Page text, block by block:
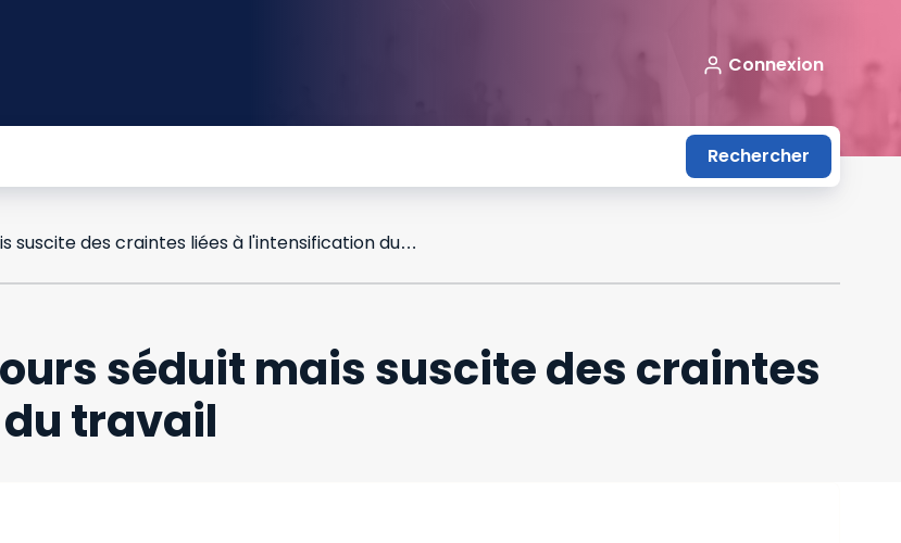
Connexion
Rechercher
La semaine en quatre jours séduit mais suscite des craintes liées à l'intensification du travail
séduit mais suscite des craintes
travail